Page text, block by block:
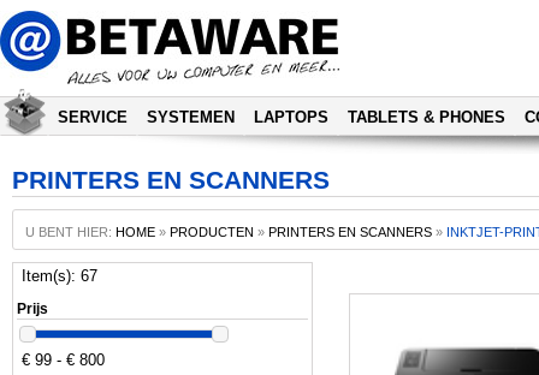
SERVICE SYSTEMEN LAPTOPS TABLETS & PHONES
PRINTERS EN SCANNERS
U BENT HIER: HOME » PRODUCTEN » PRINTERS EN SCANNERS » INKTJET-
Item(s): 67
Prijs
€ 99 - € 800